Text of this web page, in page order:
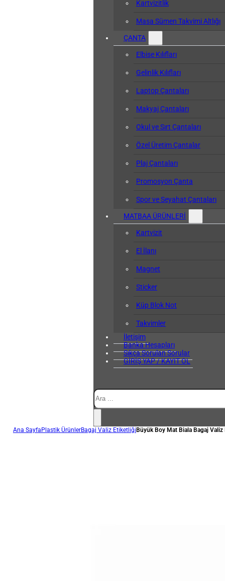
Kartvizitlik
Masa Sümen Takvimi Altlığı
ÇANTA
Elbise Kılıfları
Gelinlik Kılıfları
Laptop Çantaları
Makyaj Çantaları
Okul ve Sırt Çantaları
Özel Üretim Çantalar
Plaj Çantaları
Promosyon Çanta
Spor ve Seyahat Çantaları
MATBAA ÜRÜNLERİ
Kartvizit
El İlanı
Magnet
Sticker
Küp Blok Not
Takvimler
İletişim
Banka Hesapları
Sıkça Sorulan Sorular
GİRİŞ YAP / KAYIT OL
Ana SayfaPlastik ÜrünlerBagaj Valiz EtiketliğiBüyük Boy Mat Biala Bagaj